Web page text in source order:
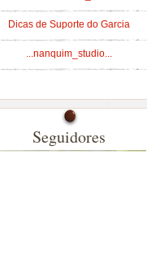
Dicas de Suporte do Garcia
...nanquim_studio...
Seguidores